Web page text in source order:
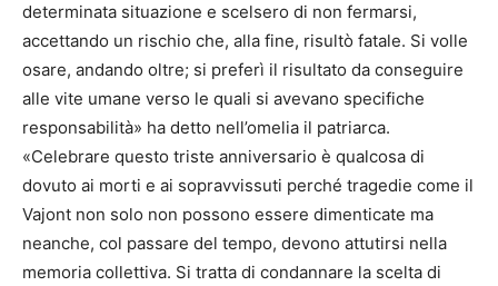
determinata situazione e scelsero di non fermarsi,
accettando un rischio che, alla fine, risultò fatale. Si volle
osare, andando oltre; si preferì il risultato da conseguire
alle vite umane verso le quali si avevano specifiche
responsabilità» ha detto nell’omelia il patriarca.
«Celebrare questo triste anniversario è qualcosa di
dovuto ai morti e ai sopravvissuti perché tragedie come il
Vajont non solo non possono essere dimenticate ma
neanche, col passare del tempo, devono attutirsi nella
memoria collettiva. Si tratta di condannare la scelta di